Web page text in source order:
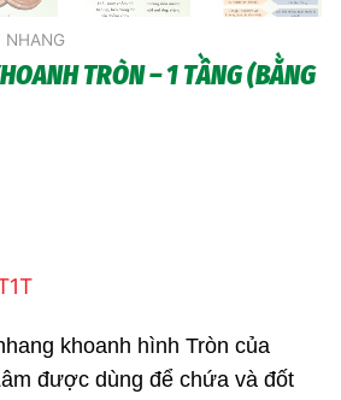
TRÒN – 1 TẦNG (BẰNG
khoanh hình Tròn của
được dùng để chứa và đốt